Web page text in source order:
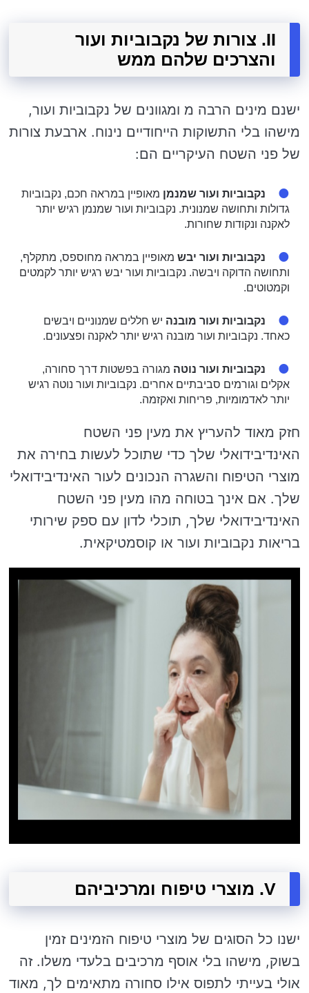
II. צורות של נקבוביות ועור
והצרכים שלהם ממש
ישנם מינים הרבה מ ומגוונים של נקבוביות ועור,
מישהו בלי התשוקות הייחודיים נינוח. ארבעת צורות
של פני השטח העיקריים הם:
נקבוביות ועור שמנמן מאופיין במראה חכם, נקבוביות
גדולות ותחושה שמנונית. נקבוביות ועור שמנמן רגיש יותר
לאקנה ונקודות שחורות.
נקבוביות ועור יבש מאופיין במראה מחוספס, מתקלף,
ותחושה הדוקה ויבשה. נקבוביות ועור יבש רגיש יותר לקמטים
וקמטוטים.
נקבוביות ועור מובנה יש חללים שמנוניים ויבשים
כאחד. נקבוביות ועור מובנה רגיש יותר לאקנה ופצעונים.
נקבוביות ועור נוטה מגורה בפשטות דרך סחורה,
אקלים וגורמים סביבתיים אחרים. נקבוביות ועור נוטה רגיש
יותר לאדמומיות, פריחות ואקזמה.
חזק מאוד להעריץ את מעין פני השטח
האינדיבידואלי שלך כדי שתוכל לעשות בחירה את
מוצרי הטיפוח והשגרה הנכונים לעור האינדיבידואלי
שלך. אם אינך בטוחה מהו מעין פני השטח
האינדיבידואלי שלך, תוכלי לדון עם ספק שירותי
בריאות נקבוביות ועור או קוסמטיקאית.
V. מוצרי טיפוח ומרכיביהם
ישנו כל הסוגים של מוצרי טיפוח הזמינים זמין
בשוק, מישהו בלי אוסף מרכיבים בלעדי משלו. זה
אולי בעייתי לתפוס אילו סחורה מתאימים לך, מאוד